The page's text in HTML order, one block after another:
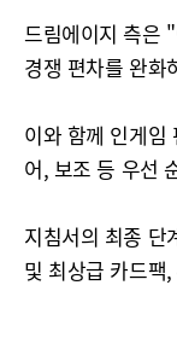
드림에이지 측은
경쟁 편차를 완화
이와 함께 인게임
어, 보조 등 우선
지침서의 최종 단
및 최상급 카드팩